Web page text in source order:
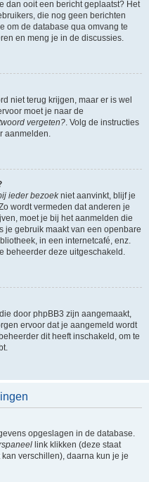
dan ooit een bericht geplaatst? Het
die nog geen berichten
om de database qua omvang te
en meng je in de discussies.
niet terug krijgen, maar er is wel
moet je naar de
vergeten?. Volg de instructies
aanmelden.
ieder bezoekniet aanvinkt, blijf je
wordt vermeden dat anderen je
moet je bij het aanmelden die
je gebruik maakt van een openbare
in een internetcafé, enz.
beheerder deze uitgeschakeld.
door phpBB3 zijn aangemaakt,
ervoor dat je aangemeld wordt
dit heeft inschakeld, om te
opgeslagen in de database.
link klikken (deze staat
verschillen), daarna kun je je